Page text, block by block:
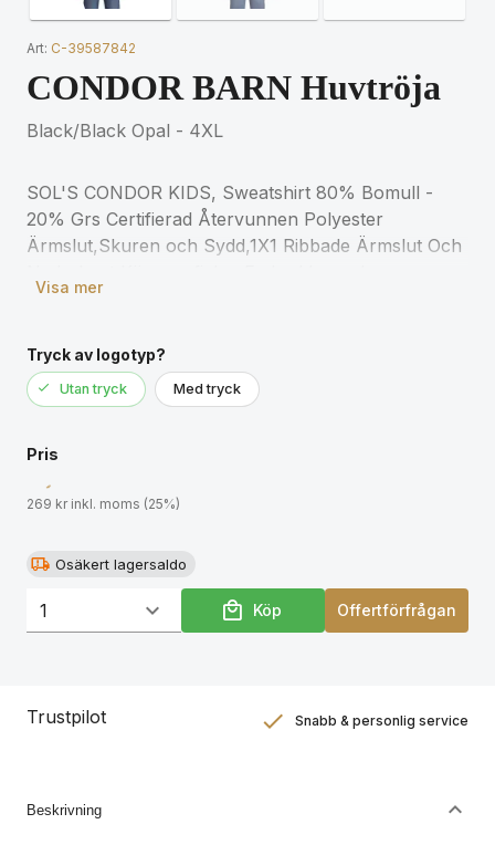
Art: C-39587842
CONDOR BARN Huvtröja
Black/Black Opal - 4XL
SOL'S CONDOR KIDS, Sweatshirt 80% Bomull -
20% Grs Certifierad Återvunnen Polyester
Ärmslut,Skuren och Sydd,1X1 Ribbade Ärmslut Och
Halvmåne Och Halsband Inuti Krage,Avslappnad
Återvunnen Polyester / 7 % Viskos. För matchande
storlekar, se storlekstabellen i
produktdokumentationen.
Visa mer
Tryck av logotyp?
Utan tryck Med tryck
Pris
269 kr inkl. moms (25%)
Osäkert lagersaldo
Köp Offertförfrågan
Trustpilot Snabb & personlig service
Beskrivning